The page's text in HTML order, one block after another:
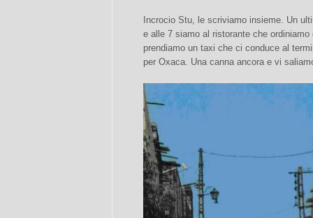
Incrocio Stu, le scriviamo insieme. Un
e alle 7 siamo al ristorante che
prendiamo un taxi che ci conduce al
per Oxaca. Una canna ancora e vi